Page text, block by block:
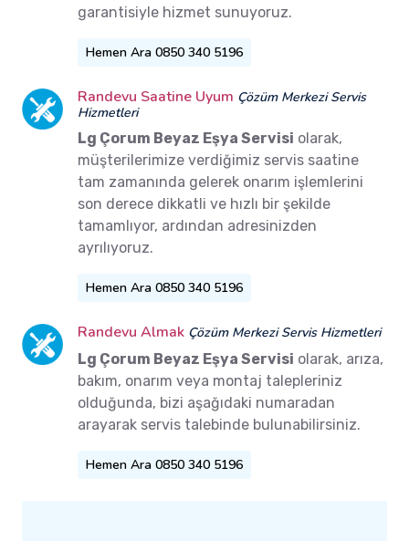
garantisiyle hizmet sunuyoruz.
Hemen Ara 0850 340 5196
Randevu Saatine Uyum Çözüm Merkezi Servis
Hizmetleri
Lg Çorum Beyaz Eşya Servisi olarak,
müşterilerimize verdiğimiz servis saatine
tam zamanında gelerek onarım işlemlerini
son derece dikkatli ve hızlı bir şekilde
tamamlıyor, ardından adresinizden
ayrılıyoruz.
Hemen Ara 0850 340 5196
Randevu Almak Çözüm Merkezi Servis Hizmetleri
Lg Çorum Beyaz Eşya Servisi olarak, arıza,
bakım, onarım veya montaj talepleriniz
olduğunda, bizi aşağıdaki numaradan
arayarak servis talebinde bulunabilirsiniz.
Hemen Ara 0850 340 5196